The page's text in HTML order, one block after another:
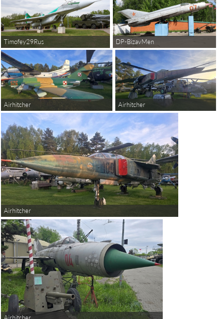
Timofey29Rus DP-BizavMen
Airhitcher Airhitcher
Airhitcher
Airhitcher